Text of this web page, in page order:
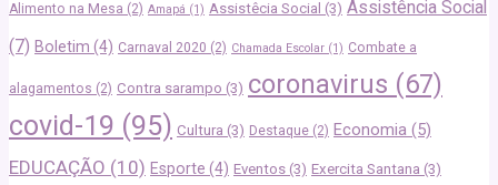
Alimento na Mesa (2) Amapá (1) Assistêcia Social (3) Assistência Social
(7) Boletim (4) Carnaval 2020 (2) Chamada Escolar (1) Combate a
alagamentos (2) Contra sarampo (3) coronavirus (67)
covid-19 (95) Cultura (3) Destaque (2) Economia (5)
EDUCAÇÃO (10) Esporte (4) Eventos (3) Exercita Santana (3)